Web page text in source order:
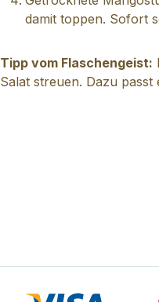
damit toppen. Sofort
Tipp vom Flaschengeist:
Salat streuen. Dazu